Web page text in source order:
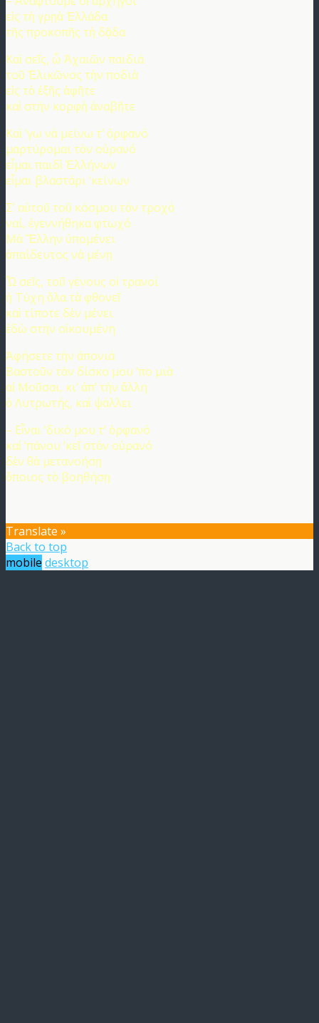
εἰς τὴ γρῃὰ Ἑλλάδα
τῆς προκοπῆς τὴ δᾷδα
Καὶ σεῖς, ὦ Ἀχαιῶν παιδιά
τοῦ Ἑλικῶνος τὴν ποδιὰ
εἰς τὸ ἑξῆς ἀφῆτε
καὶ στὴν κορφὴ ἀναβῆτε
Καὶ ‘γω νὰ μείνω τ’ ὀρφανό
μαρτύρομαι τὸν οὐρανό
εἶμαι παιδὶ Ἑλλήνων
εἶμαι βλαστάρι ‘κείνων
Σ’ αὐτοῦ τοῦ κόσμου τὸν τροχὸ
ναί, ἐγεννήθηκα φτωχό
Μὰ Ἕλλην ὑπομένει
ἀπαίδευτος νὰ μένῃ
Ὦ σεῖς, τοῦ γένους οἱ τρανοί
ἡ Τύχη ὅλα τὰ φθονεῖ
καὶ τίποτε δὲν μένει
ἐδὼ στὴν οἰκουμένη
Ἀφήσετε τὴν ἀπονιά
Βαστοῦν τὸν δίσκο μου ‘πο μιὰ
αἱ Μοῦσαι, κι’ ἀπ’ τὴν ἄλλη
ὁ Λυτρωτής, καὶ ψάλλει
– Εἶναι ‘δικό μου τ’ ὀρφανό
καὶ ‘πάνου ‘κεῖ στὸν οὐρανό
δὲν θὰ μετανοήσῃ
ὅποιος τὸ βοηθήσῃ
Translate »
Back to top
mobile desktop